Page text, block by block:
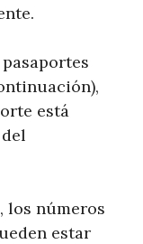
está
los números
estar